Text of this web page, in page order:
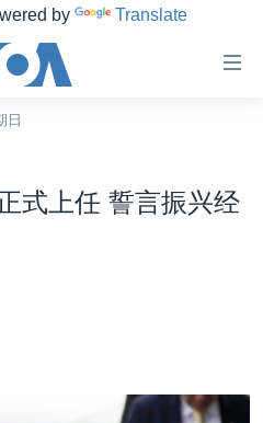
by Translate
日
式上任 誓言振兴经